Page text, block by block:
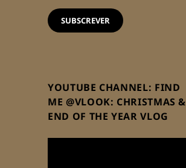
email
SUBSCREVER
YOUTUBE CHANNEL: FIND
ME @VLOOK: CHRISTMAS &
END OF THE YEAR VLOG